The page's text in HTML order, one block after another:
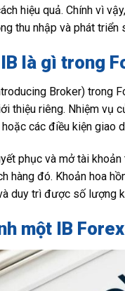
hiệu quả. Chính vì
thu nhập và phát
là gì trong
Broker) trong
thiệu riêng. Nhiệm vụ
các điều kiện giao
phục và mở tài
hàng đó. Khoản hoa
duy trì được số lượng
một IB